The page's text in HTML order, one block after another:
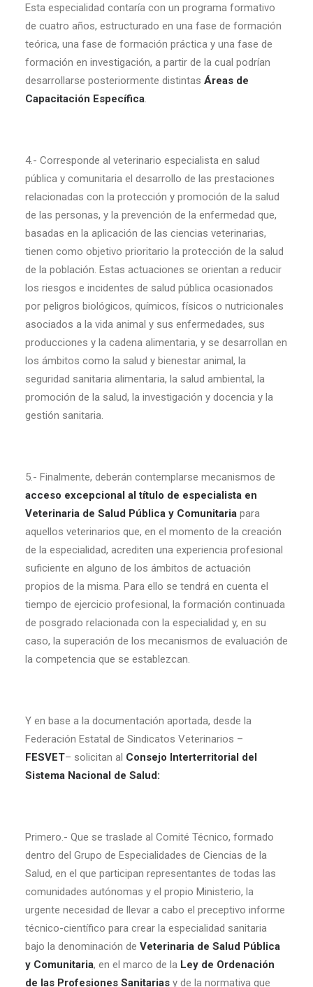
Esta especialidad contaría con un programa formativo
de cuatro años, estructurado en una fase de formación
teórica, una fase de formación práctica y una fase de
formación en investigación, a partir de la cual podrían
desarrollarse posteriormente distintas Áreas de
Capacitación Específica.
4.- Corresponde al veterinario especialista en salud
pública y comunitaria el desarrollo de las prestaciones
relacionadas con la protección y promoción de la salud
de las personas, y la prevención de la enfermedad que,
basadas en la aplicación de las ciencias veterinarias,
tienen como objetivo prioritario la protección de la salud
de la población. Estas actuaciones se orientan a reducir
los riesgos e incidentes de salud pública ocasionados
por peligros biológicos, químicos, físicos o nutricionales
asociados a la vida animal y sus enfermedades, sus
producciones y la cadena alimentaria, y se desarrollan en
los ámbitos como la salud y bienestar animal, la
seguridad sanitaria alimentaria, la salud ambiental, la
promoción de la salud, la investigación y docencia y la
gestión sanitaria.
5.- Finalmente, deberán contemplarse mecanismos de
acceso excepcional al título de especialista en
Veterinaria de Salud Pública y Comunitaria para
aquellos veterinarios que, en el momento de la creación
de la especialidad, acrediten una experiencia profesional
suficiente en alguno de los ámbitos de actuación
propios de la misma. Para ello se tendrá en cuenta el
tiempo de ejercicio profesional, la formación continuada
de posgrado relacionada con la especialidad y, en su
caso, la superación de los mecanismos de evaluación de
la competencia que se establezcan.
Y en base a la documentación aportada, desde la
Federación Estatal de Sindicatos Veterinarios –
FESVET– solicitan al Consejo Interterritorial del
Sistema Nacional de Salud:
Primero.- Que se traslade al Comité Técnico, formado
dentro del Grupo de Especialidades de Ciencias de la
Salud, en el que participan representantes de todas las
comunidades autónomas y el propio Ministerio, la
urgente necesidad de llevar a cabo el preceptivo informe
técnico-científico para crear la especialidad sanitaria
bajo la denominación de Veterinaria de Salud Pública
y Comunitaria, en el marco de la Ley de Ordenación
de las Profesiones Sanitarias y de la normativa que